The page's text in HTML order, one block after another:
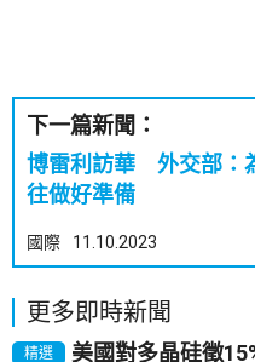
下一篇新聞：
博雷利訪華 外交部：
往做好準備
國際 11.10.2023
更多即時新聞
精選 美國對多晶硅徵